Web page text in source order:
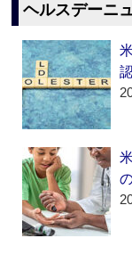
ヘルスデーニ